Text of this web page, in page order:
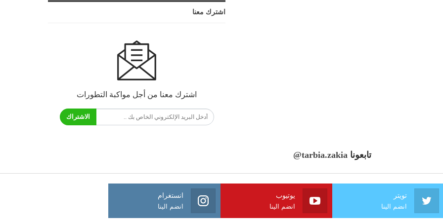
اشترك معنا
اشترك معنا من أجل مواكبة التطورات
الاشتراك
تابعونا @tarbia.zakia
تويتر
انضم الينا
يوتيوب
انضم الينا
انستغرام
انضم الينا